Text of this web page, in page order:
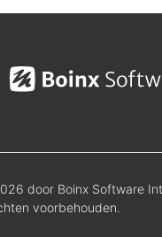
door Boinx Software
voorbehouden.